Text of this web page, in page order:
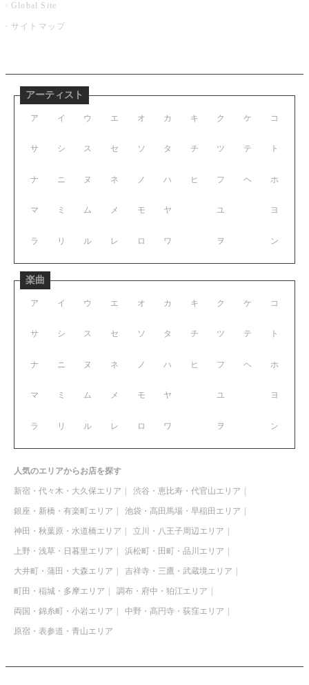
Global Site
サイトマップ
アーティスト
ア イ ウ エ オ
サ シ ス セ ソ
ナ ニ ヌ ネ ノ
マ ミ ム メ モ
ラ リ ル レ ロ
カ キ ク ケ コ
タ チ ツ テ ト
ハ ヒ フ ヘ ホ
ヤ ユ ヨ
ワ ヲ ン
楽曲
ア イ ウ エ オ
サ シ ス セ ソ
ナ ニ ヌ ネ ノ
マ ミ ム メ モ
ラ リ ル レ ロ
カ キ ク ケ コ
タ チ ツ テ ト
ハ ヒ フ ヘ ホ
ヤ ユ ヨ
ワ ヲ ン
人気のエリアからお店を探す
新宿・代々木・大久保エリア 渋谷・恵比寿・代官山エリア
銀座・新橋・有楽町エリア 池袋・高田馬場・早稲田エリア
神田・秋葉原・水道橋エリア 立川・八王子周辺エリア
上野・浅草・日暮里エリア 浜松町・田町・品川エリア
大井町・蒲田・大森エリア 吉祥寺・三鷹・武蔵境エリア
町田・稲城・多摩エリア 調布・府中・狛江エリア
両国・錦糸町・小岩エリア 中野・高円寺・荻窪エリア
原宿・表参道・青山エリア